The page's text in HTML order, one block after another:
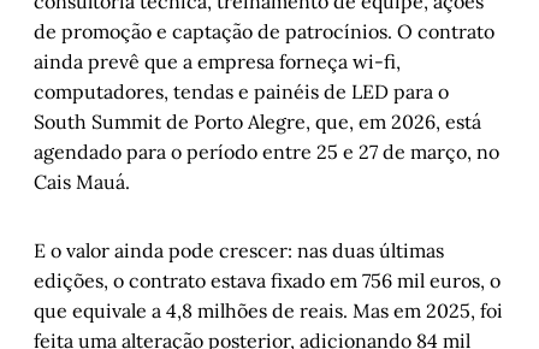
de promoção e captação de patrocínios. O contrato
ainda prevê que a empresa forneça wi-fi,
computadores, tendas e painéis de LED para o
South Summit de Porto Alegre, que, em 2026, está
agendado para o período entre 25 e 27 de março, no
Cais Mauá.
E o valor ainda pode crescer: nas duas últimas
edições, o contrato estava fixado em 756 mil euros, o
que equivale a 4,8 milhões de reais. Mas em 2025, foi
feita uma alteração posterior, adicionando 84 mil